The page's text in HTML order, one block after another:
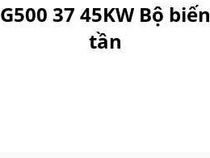
G500 37 45KW Bộ biến
tần